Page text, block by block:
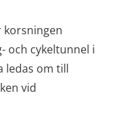
och cykeltunnel i
ledas om till
vid